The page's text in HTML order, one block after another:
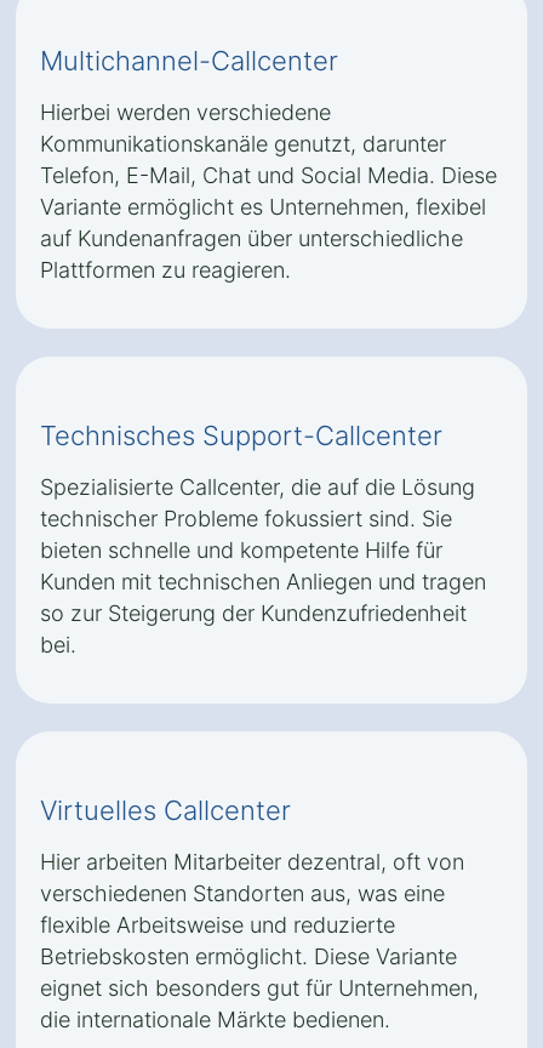
Multichannel-Callcenter
Hierbei werden verschiedene
Kommunikationskanäle genutzt, darunter
Telefon, E-Mail, Chat und Social Media. Diese
Variante ermöglicht es Unternehmen, flexibel
auf Kundenanfragen über unterschiedliche
Plattformen zu reagieren.
Technisches Support-Callcenter
Spezialisierte Callcenter, die auf die Lösung
technischer Probleme fokussiert sind. Sie
bieten schnelle und kompetente Hilfe für
Kunden mit technischen Anliegen und tragen
so zur Steigerung der Kundenzufriedenheit
bei.
Virtuelles Callcenter
Hier arbeiten Mitarbeiter dezentral, oft von
verschiedenen Standorten aus, was eine
flexible Arbeitsweise und reduzierte
Betriebskosten ermöglicht. Diese Variante
eignet sich besonders gut für Unternehmen,
die internationale Märkte bedienen.